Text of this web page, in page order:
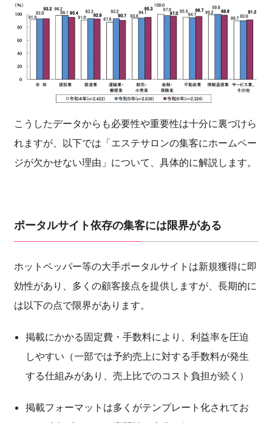
こうしたデータからも必要性や重要性は十分に裏づけら
れますが、以下では「エステサロンの集客にホームペー
ジが欠かせない理由」について、具体的に解説します。
ポータルサイト依存の集客には限界がある
ホットペッパー等の大手ポータルサイトは新規獲得に即
効性があり、多くの顧客接点を提供しますが、長期的に
は以下の点で限界があります。
掲載にかかる固定費・手数料により、利益率を圧迫
しやすい（一部では予約売上に対する手数料が発生
する仕組みがあり、売上比でのコスト負担が続く）
掲載フォーマットは多くがテンプレート化されてお